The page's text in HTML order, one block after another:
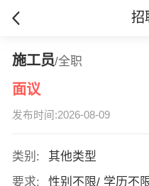
招
施工员/全职
面议
发布时间:2026-08-09
类别:
其他类型
要求:
性别不限/ 学历不